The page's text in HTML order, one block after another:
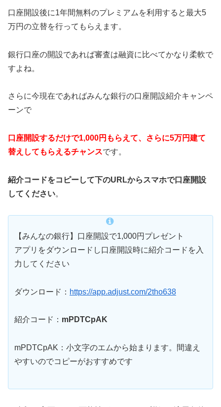
口座開設後に1年間無料のプレミアムを利用すると最大5
万円の立替を行ってもらえます。
銀行口座の開設であれば審査は融資に比べてかなり柔軟で
すよね。
さらに今現在であればみんな銀行の口座開設紹介キャンペ
ーンで
口座開設するだけで1,000円もらえて、さらに5万円建て
替えしてもらえるチャンスです。
紹介コードをコピーして下のURLからスマホで口座開設
してください。
【みんなの銀行】口座開設で1,000円プレゼント
アプリをダウンロードし口座開設時に紹介コードを入
力してください
ダウンロード： https://app.adjust.com/2tho638
紹介コード： mPDTCpAK
mPDTCpAK：小文字のエムから始まります。間違え
やすいのでコピーがおすすめです